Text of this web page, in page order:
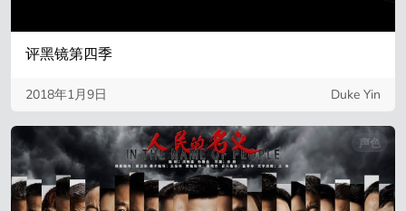
评黑镜第四季
2018年1月9日 Duke Yin
声色